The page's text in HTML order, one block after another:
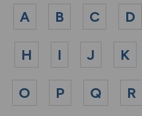
A B C D
H I J K
O P Q R